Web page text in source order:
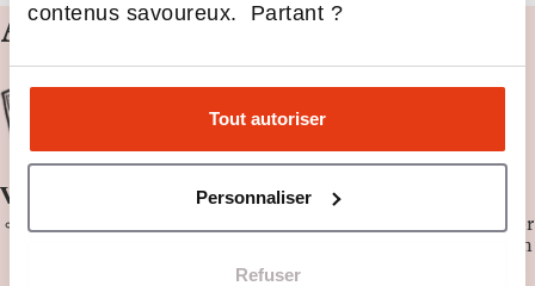
contenus savoureux. Partant ?
Tout autoriser
Personnaliser
Refuser
Admissions
Venir chez nous
Après avoir postulé, les candidats sont appelés pour valider
leur motivation à suivre la formation. Ils passent ensuite un
test technique, puis sont accompagnés dans la recherche